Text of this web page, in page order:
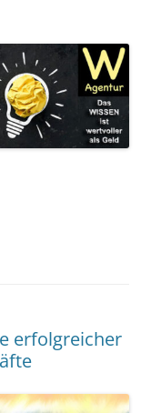
erfolgreicher